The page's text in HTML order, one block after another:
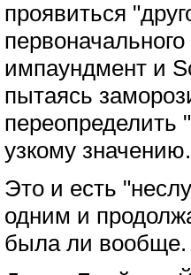
проявиться
импаундмент и
пытаясь
переопределить
узкому значению.
Это и есть
одним и
была ли вообще.